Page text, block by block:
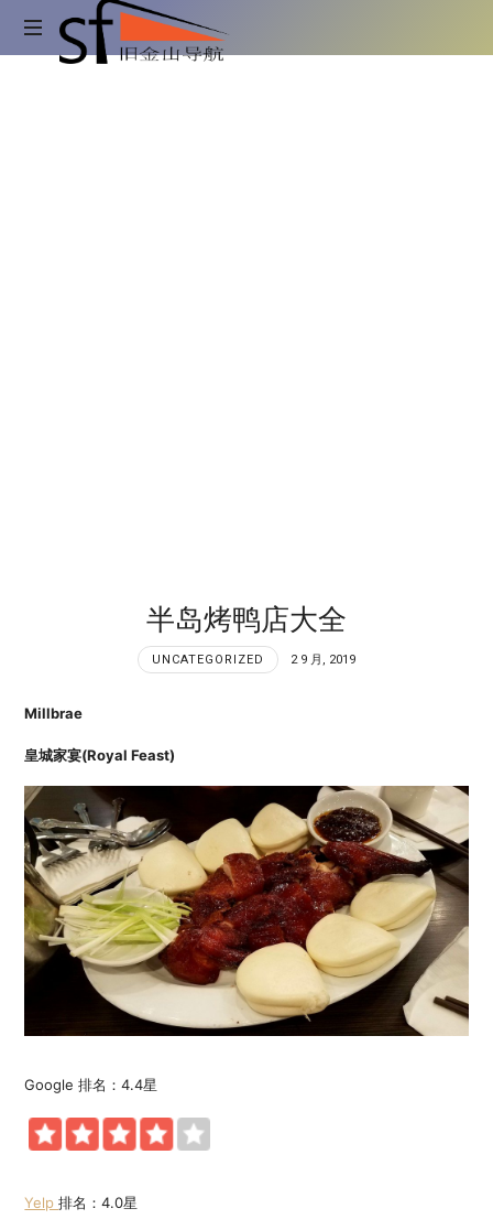
旧
半岛烤鸭店大全
UNCATEGORIZED 2 9 月, 2019
Millbrae
皇城家宴(Royal Feast)
Google 排名：4.4星
Yelp排名：4.0星